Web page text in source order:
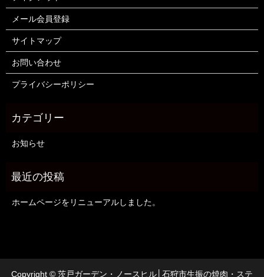
メール会員登録
サイトマップ
お問い合わせ
プライバシーポリシー
お知らせ
ホームページをリニューアルしました。
Copyright © 茨戸ガーデン・ノースヒル│石狩市生振の焼肉・ステ